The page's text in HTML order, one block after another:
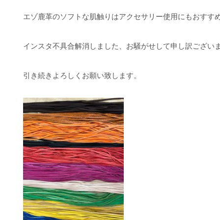
エゾ鹿革のソフトな肌触りはアクセサリー使用にもおすすめ
インスタ不具合解消しました、お騒がせして申し訳ございま
引き続きよろしくお願い致します。